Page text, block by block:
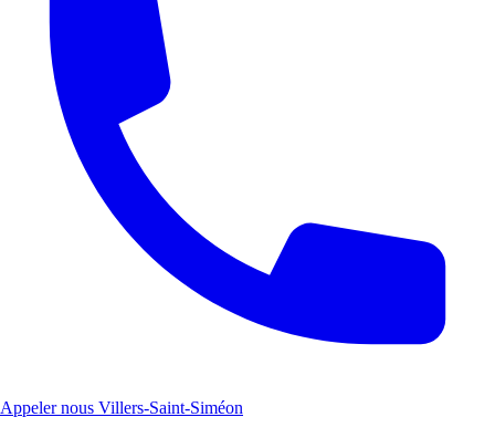
Appeler nous Villers-Saint-Siméon